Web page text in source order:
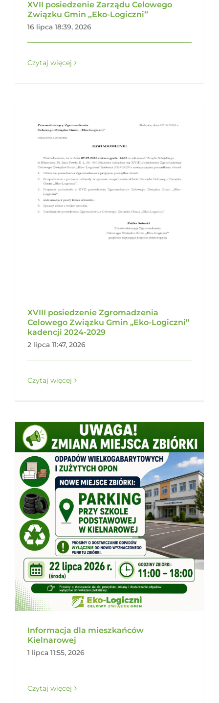
XVII posiedzenie Zarządu Celowego
Związku Gmin ,,Eko-Logiczni’’
16 lipca 18:39, 2026
Czytaj więcej
XVIII posiedzenie Zgromadzenia
Celowego Związku Gmin „Eko-Logiczni’’
kadencji 2024-2029
2 lipca 11:47, 2026
Czytaj więcej
Informacja dla mieszkańców
Kielnarowej
1 lipca 11:55, 2026
Czytaj więcej